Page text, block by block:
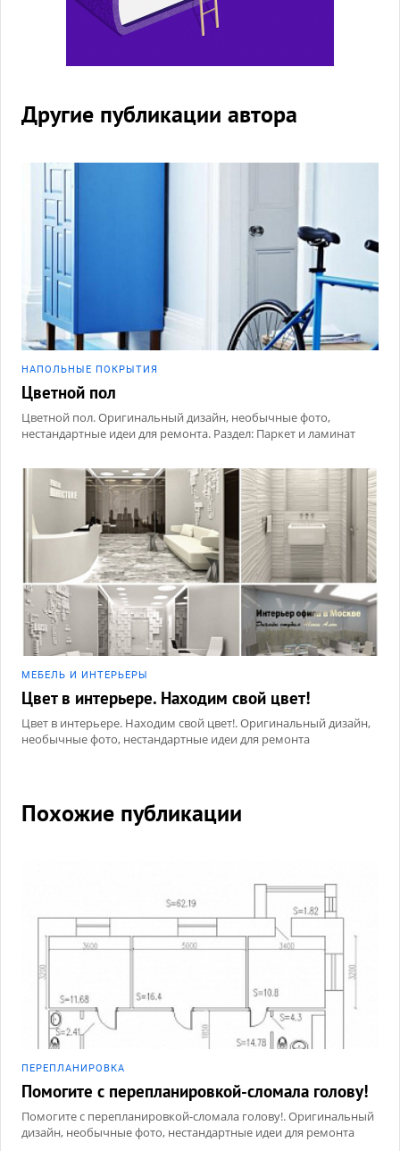
Другие публикации автора
НАПОЛЬНЫЕ ПОКРЫТИЯ
Цветной пол
Цветной пол. Оригинальный дизайн, необычные фото,
нестандартные идеи для ремонта. Раздел: Паркет и ламинат
МЕБЕЛЬ И ИНТЕРЬЕРЫ
Цвет в интерьере. Находим свой цвет!
Цвет в интерьере. Находим свой цвет!. Оригинальный дизайн,
необычные фото, нестандартные идеи для ремонта
Похожие публикации
ПЕРЕПЛАНИРОВКА
Помогите с перепланировкой-сломала голову!
Помогите с перепланировкой-сломала голову!. Оригинальный
дизайн, необычные фото, нестандартные идеи для ремонта